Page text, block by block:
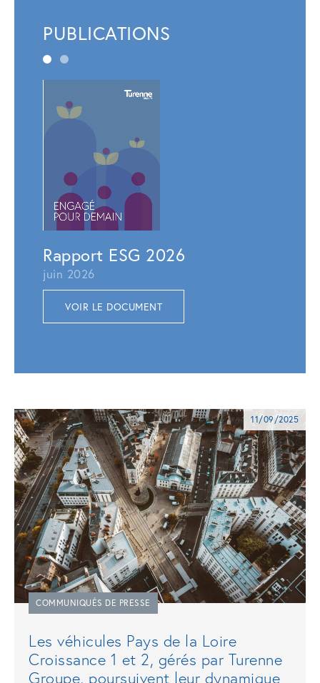
PUBLICATIONS
Rapport ESG 2026
juin 2026
VOIR LE DOCUMENT
11/09/2025
COMMUNIQUÉS DE PRESSE
Les véhicules Pays de la Loire
Croissance 1 et 2, gérés par Turenne
Groupe, poursuivent leur dynamique